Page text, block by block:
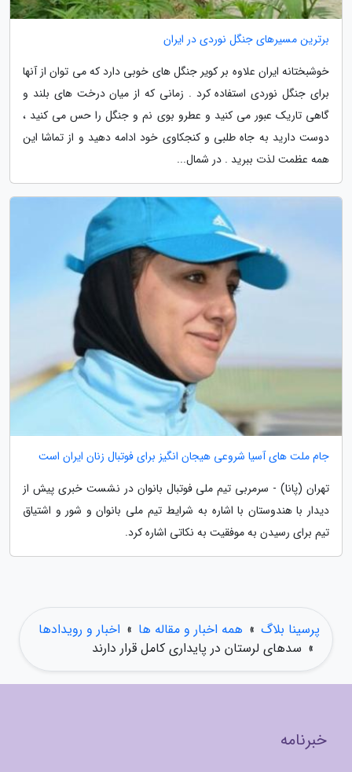
برترین مسیرهای جنگل نوردی در ایران
خوشبختانه ایران علاوه بر کویر جنگل های خوبی دارد که می توان از آنها
برای جنگل نوردی استفاده کرد . زمانی که از میان درخت های بلند و
گاهی تاریک عبور می کنید و عطرو بوی نم و جنگل را حس می کنید ،
دوست دارید به جاه طلبی و کنجکاوی خود ادامه دهید و از تماشا این
همه عظمت لذت ببرید . در شمال...
جام ملت های آسیا شروعی هیجان انگیز برای فوتبال زنان ایران است
تهران (پانا) - سرمربی تیم ملی فوتبال بانوان در نشست خبری پیش از
دیدار با هندوستان با اشاره به شرایط تیم ملی بانوان و شور و اشتیاق
تیم برای رسیدن به موفقیت به نکاتی اشاره کرد.
پرسینا بلاگ » همه اخبار و مقاله ها » اخبار و رویدادها
» سدهای لرستان در پایداری کامل قرار دارند
خبرنامه